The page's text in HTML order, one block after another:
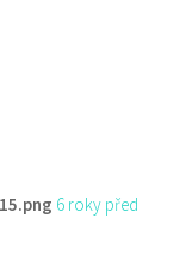
6 roky před